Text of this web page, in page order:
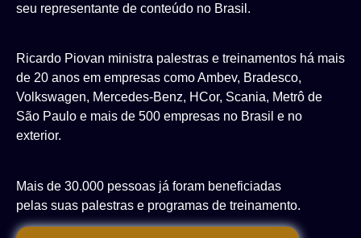
seu representante de conteúdo no Brasil.
Ricardo Piovan ministra palestras e treinamentos há mais
de 20 anos em empresas como Ambev, Bradesco,
Volkswagen, Mercedes-Benz, HCor, Scania, Metrô de
São Paulo e mais de 500 empresas no Brasil e no
exterior.
Mais de 30.000 pessoas já foram beneficiadas
pelas suas palestras e programas de treinamento.